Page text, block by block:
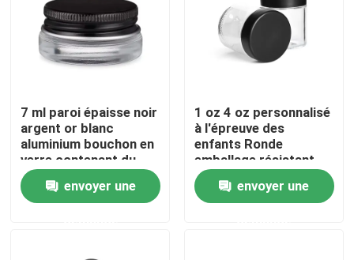
Maison
Produits
7 ml paroi épaisse noir
argent or blanc
aluminium bouchon en
verre contenant du
concentré
envoyer une
1 oz 4 oz personnalisé
à l'épreuve des
enfants Ronde
emballage résistant
aux odeurs Container
à l'épreuve des
enfants Bocal en verre
envoyer une